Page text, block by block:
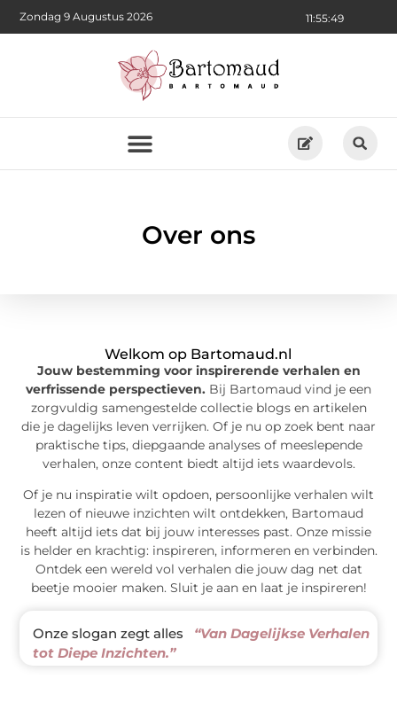
11:55:49
Zondag 9 Augustus 2026
Over ons
Welkom op Bartomaud.nl
Jouw bestemming voor inspirerende verhalen en
verfrissende perspectieven. Bij Bartomaud vind je een
zorgvuldig samengestelde collectie blogs en artikelen
die je dagelijks leven verrijken. Of je nu op zoek bent naar
praktische tips, diepgaande analyses of meeslepende
verhalen, onze content biedt altijd iets waardevols.
Of je nu inspiratie wilt opdoen, persoonlijke verhalen wilt
lezen of nieuwe inzichten wilt ontdekken, Bartomaud
heeft altijd iets dat bij jouw interesses past. Onze missie
is helder en krachtig: inspireren, informeren en verbinden.
Ontdek een wereld vol verhalen die jouw dag net dat
beetje mooier maken. Sluit je aan en laat je inspireren!
Onze slogan zegt alles “Van Dagelijkse Verhalen
tot Diepe Inzichten.”